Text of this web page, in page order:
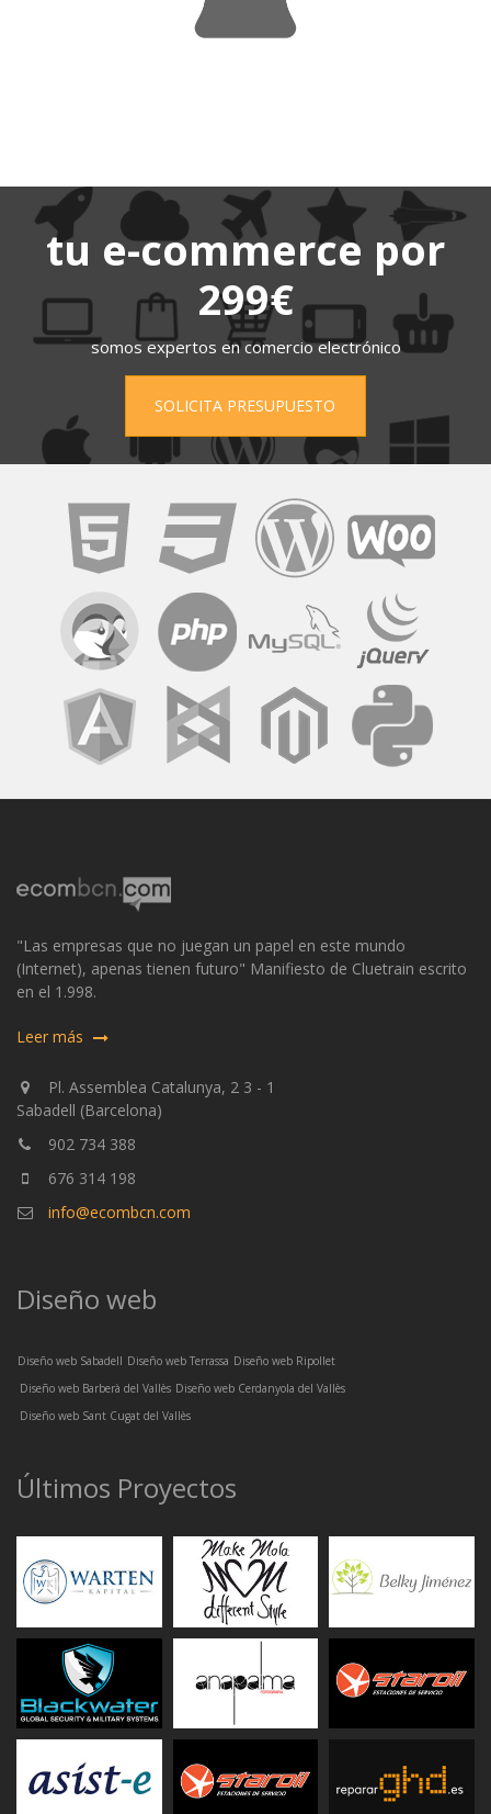
tu e-commerce por
299€
somos expertos en comercio electrónico
SOLICITA PRESUPUESTO
"Las empresas que no juegan un papel en este mundo
(Internet), apenas tienen futuro" Manifiesto de Cluetrain escrito
en el 1.998.
Leer más
Pl. Assemblea Catalunya, 2 3 - 1
Sabadell (Barcelona)
902 734 388
676 314 198
info@ecombcn.com
Diseño web
Diseño web Sabadell Diseño web Terrassa Diseño web Ripollet
Diseño web Barberà del Vallès Diseño web Cerdanyola del Vallès
Diseño web Sant Cugat del Vallès
Últimos Proyectos